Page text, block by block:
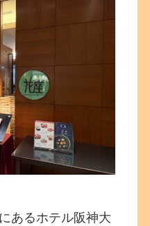
あるホテル阪神大